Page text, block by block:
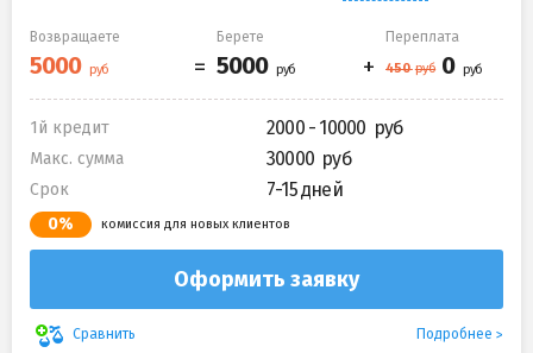
Возвращаете Берете Переплата
1й кредит 2000 - 10000
Макс. сумма 30000
Срок 7-15 дней
0% комиссия для новых клиентов
Оформить заявку
Сравнить Подробнее